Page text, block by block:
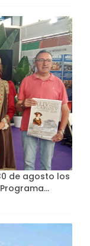
de agosto los